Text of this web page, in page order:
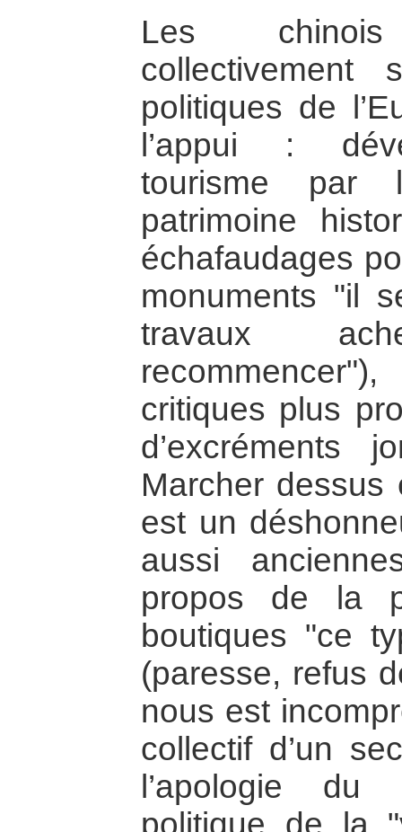
Les
collectivement
politiques de
l’appui :
tourisme par
patrimoine
échafaudages
monuments "il
travaux
critiques plus
d’excréments
Marcher
est un
aussi
propos de la
boutiques "ce
(paresse, refus
nous est
collectif d’un
l’apologie
politique de la